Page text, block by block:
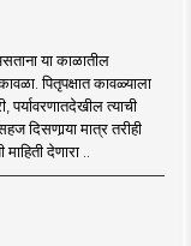
या काळातील
पितृपक्षात कावळ्याला
पर्यावरणातदेखील त्याची
दिसणार्‍या मात्र तरीही
माहिती देणारा ..